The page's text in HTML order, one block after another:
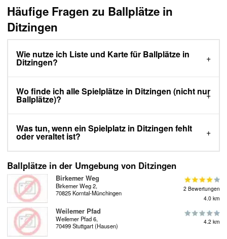
Häufige Fragen zu Ballplätze in
Ditzingen
Wie nutze ich Liste und Karte für Ballplätze in
Ditzingen?
Wo finde ich alle Spielplätze in Ditzingen (nicht nur
Ballplätze)?
Was tun, wenn ein Spielplatz in Ditzingen fehlt
oder veraltet ist?
Ballplätze in der Umgebung von Ditzingen
Birkemer Weg
Birkemer Weg 2,
70825 Korntal-Münchingen
2 Bewertungen
4.0 km
Weilemer Pfad
Weilemer Pfad 6,
70499 Stuttgart (Hausen)
4.2 km